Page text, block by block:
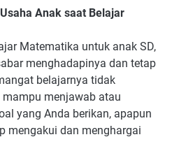
Anak saat Belajar
Matematika untuk anak SD,
menghadapinya dan tetap
belajarnya tidak
menjawab atau
yang Anda berikan, apapun
mengakui dan menghargai